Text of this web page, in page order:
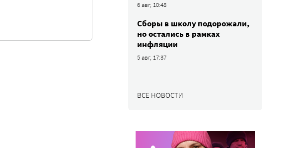
6 авг, 10:48
Сборы в школу подорожали,
но остались в рамках
инфляции
5 авг, 17:37
ВСЕ НОВОСТИ